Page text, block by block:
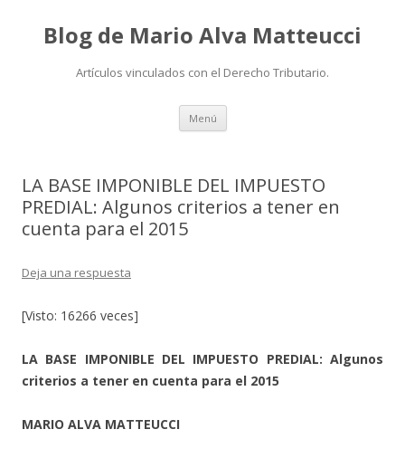
Blog de Mario Alva Matteucci
Artículos vinculados con el Derecho Tributario.
Menú Ir
contenido
LA BASE IMPONIBLE DEL IMPUESTO
PREDIAL: Algunos criterios a tener en
cuenta para el 2015
Deja una respuesta
[Visto: 16266 veces]
LA BASE IMPONIBLE DEL IMPUESTO PREDIAL: Algunos
criterios a tener en cuenta para el 2015
MARIO ALVA MATTEUCCI